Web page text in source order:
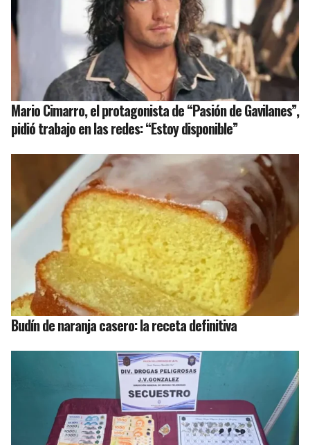
Mario Cimarro, el protagonista de “Pasión de Gavilanes”,
pidió trabajo en las redes: “Estoy disponible”
Budín de naranja casero: la receta definitiva